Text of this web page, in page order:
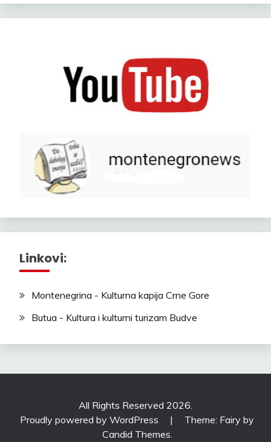
Linkovi:
Montenegrina - Kulturna kapija Crne Gore
Butua - Kultura i kulturni turizam Budve
All Rights Reserved 2026.
Proudly powered by WordPress
|
Theme: Fairy by
Candid Themes.